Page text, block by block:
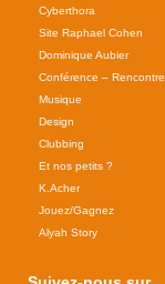
Cyberthora
Site Raphael Cohen
Dominique Aubier
Conférence – Rencontre
Musique
Design
Clubbing
Et nos petits ?
K.Acher
Jouez/Gagnez
Alyah Story